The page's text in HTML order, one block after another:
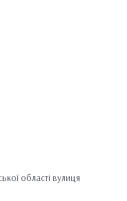
області вулиця